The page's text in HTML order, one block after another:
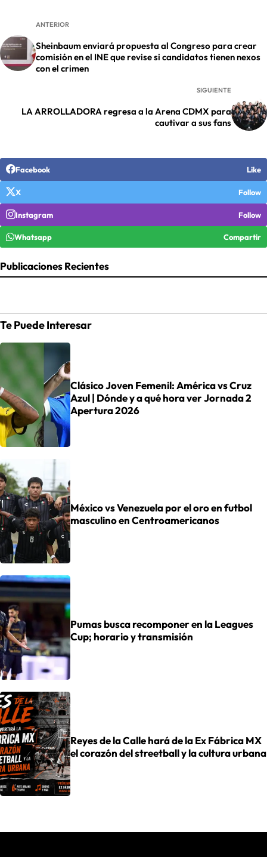
ANTERIOR
Sheinbaum enviará propuesta al Congreso para crear
comisión en el INE que revise si candidatos tienen nexos
con el crimen
SIGUIENTE
LA ARROLLADORA regresa a la Arena CDMX para
cautivar a sus fans
Facebook Like
X Follow
Instagram Follow
Whatsapp Compartir
Publicaciones Recientes
Te Puede Interesar
Clásico Joven Femenil: América vs Cruz
Azul | Dónde y a qué hora ver Jornada 2
Apertura 2026
México vs Venezuela por el oro en futbol
masculino en Centroamericanos
Pumas busca recomponer en la Leagues
Cup; horario y transmisión
Reyes de la Calle hará de la Ex Fábrica MX
el corazón del streetball y la cultura urbana